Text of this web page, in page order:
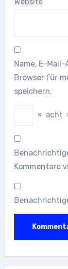
Name, E-
Browser für
speichern.
× acht
Kommentare